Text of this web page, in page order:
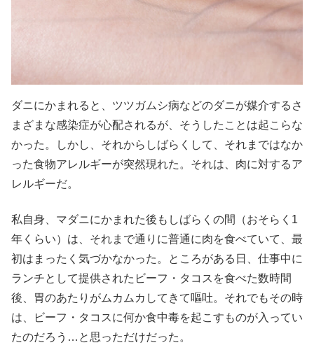
ダニにかまれると、ツツガムシ病などのダニが媒介するさ
まざまな感染症が心配されるが、そうしたことは起こらな
かった。しかし、それからしばらくして、それまではなか
った食物アレルギーが突然現れた。それは、肉に対するア
レルギーだ。
私自身、マダニにかまれた後もしばらくの間（おそらく1
年くらい）は、それまで通りに普通に肉を食べていて、最
初はまったく気づかなかった。ところがある日、仕事中に
ランチとして提供されたビーフ・タコスを食べた数時間
後、胃のあたりがムカムカしてきて嘔吐。それでもその時
は、ビーフ・タコスに何か食中毒を起こすものが入ってい
たのだろう…と思っただけだった。